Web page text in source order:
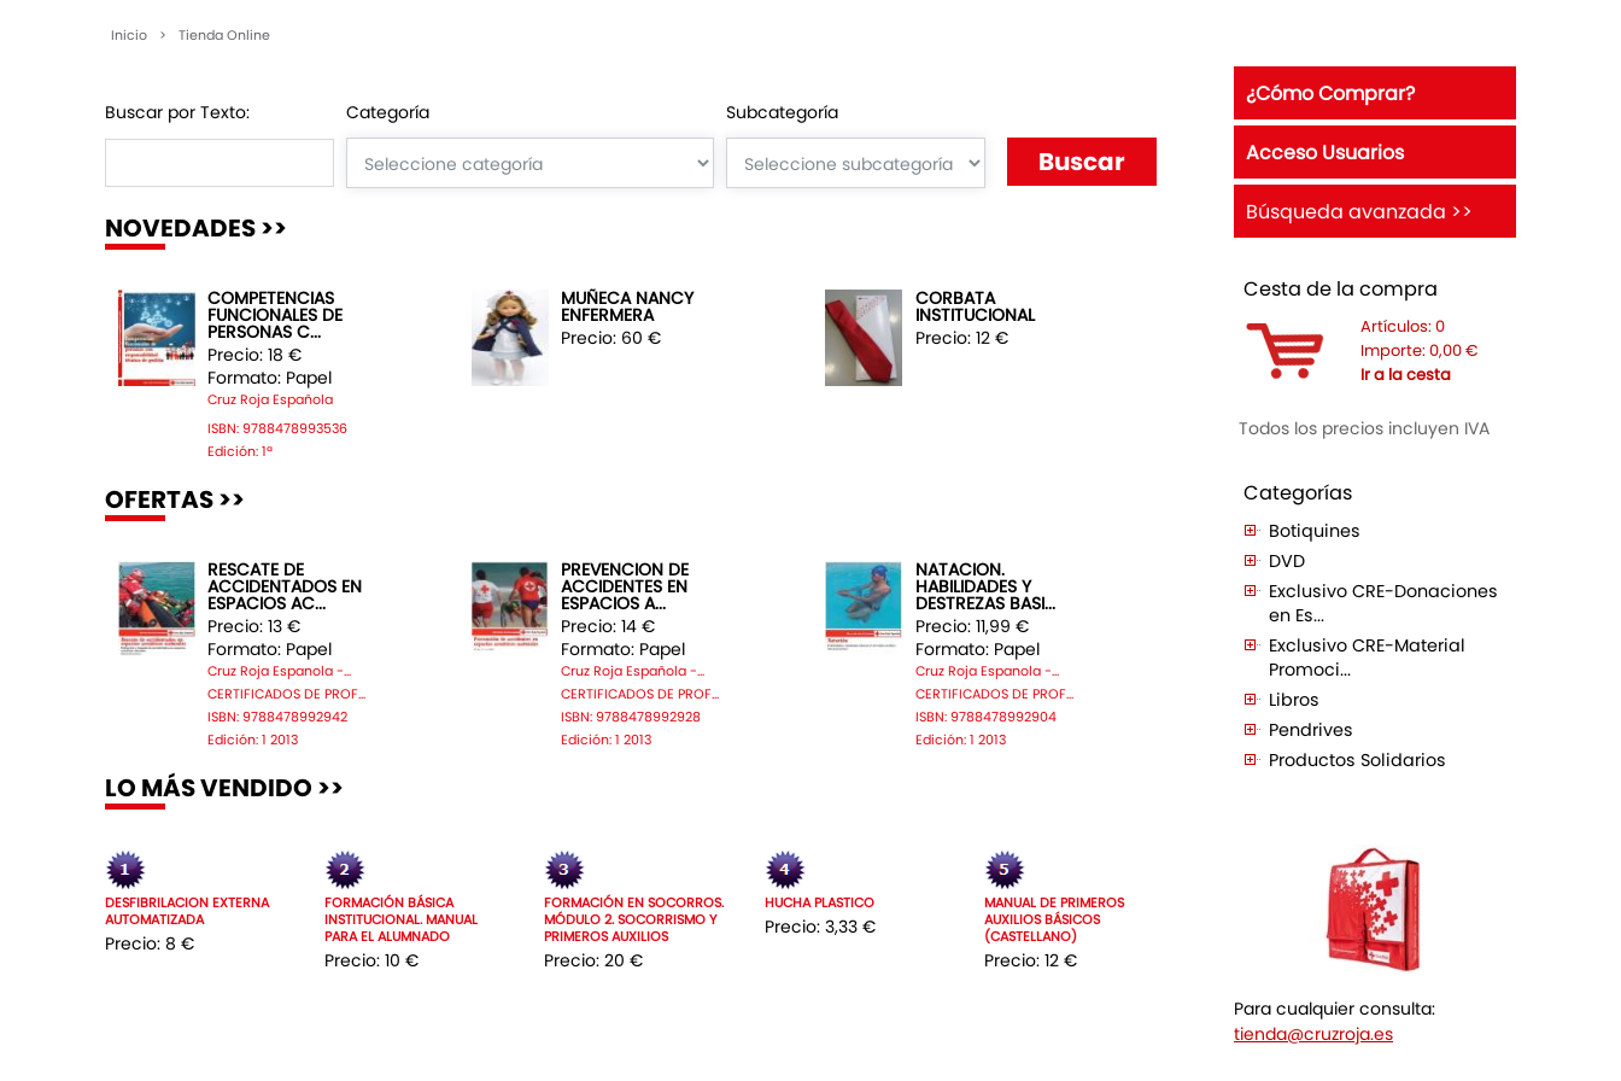
Inicio > Tienda Online
Buscar por Texto: Categoría Subcategoría
NOVEDADES >>
COMPETENCIAS
FUNCIONALES DE
PERSONAS C...
Precio: 18 €
Formato: Papel
Cruz Roja Española
ISBN: 9788478993536
Edición: 1ª
MUÑECA NANCY
ENFERMERA
Precio: 60 €
CORBATA
INSTITUCIONAL
Precio: 12 €
OFERTAS >>
RESCATE DE
ACCIDENTADOS EN
ESPACIOS AC...
Precio: 13 €
Formato: Papel
Cruz Roja Espanola -...
CERTIFICADOS DE PROF...
ISBN: 9788478992942
Edición: 1 2013
PREVENCION DE
ACCIDENTES EN
ESPACIOS A...
Precio: 14 €
Formato: Papel
Cruz Roja Española -...
CERTIFICADOS DE PROF...
ISBN: 9788478992928
Edición: 1 2013
NATACION.
HABILIDADES Y
DESTREZAS BASI...
Precio: 11,99 €
Formato: Papel
Cruz Roja Espanola -...
CERTIFICADOS DE PROF...
ISBN: 9788478992904
Edición: 1 2013
LO MÁS VENDIDO >>
DESFIBRILACION EXTERNA
AUTOMATIZADA
Precio: 8 €
FORMACIÓN BÁSICA
INSTITUCIONAL. MANUAL
PARA EL ALUMNADO
Precio: 10 €
FORMACIÓN EN SOCORROS.
MÓDULO 2. SOCORRISMO Y
PRIMEROS AUXILIOS
Precio: 20 €
HUCHA PLASTICO
Precio: 3,33 €
MANUAL DE PRIMEROS
AUXILIOS BÁSICOS
(CASTELLANO)
Precio: 12 €
¿Cómo Comprar?
Acceso Usuarios
Búsqueda avanzada >>
Cesta de la compra
Artículos: 0
Importe: 0,00 €
Ir a la cesta
Todos los precios incluyen IVA
Categorías
Botiquines
DVD
Exclusivo CRE-Donaciones
en Es...
Exclusivo CRE-Material
Promoci...
Libros
Pendrives
Productos Solidarios
Para cualquier consulta:
tienda@cruzroja.es